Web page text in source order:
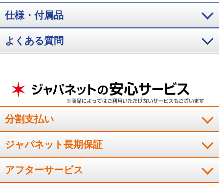
し大きいと感じました。
（福岡県70代W.M様）
家族を含め３台目のＬＡＶＩＥですが、快適に使用できていま
す。セットアップにも丁寧に対応していただき、大変助かりま
した。
動作がスムーズで使いやすい
仕様・付属品
よくある質問
分割支払い
ジャパネット長期保証
アフターサービス